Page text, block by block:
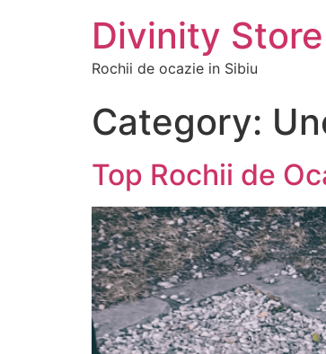
Divinity Store
Rochii de ocazie in Sibiu
Category:
Top Rochii de